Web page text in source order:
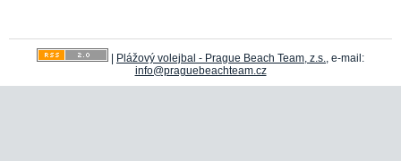
Plážový volejbal - Prague Beach Team, z.s., e-mail:
info@praguebeachteam.cz